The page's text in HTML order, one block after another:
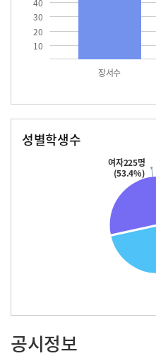
10
20
30
40
장서수
성별학생수
여자225명
(53.4%)
공시정보